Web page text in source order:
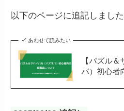
以下のページに追記しました
あわせて読みたい
【パズル
バ）初心者